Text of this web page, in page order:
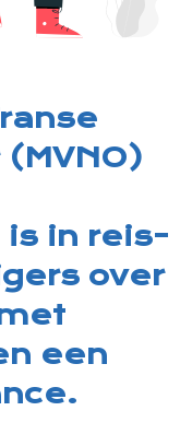
in reis-
over
een